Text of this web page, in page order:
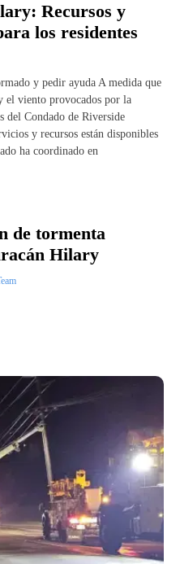
Recursos y
los residentes
y pedir ayuda A medida que
el viento provocados por la
Condado de Riverside
y recursos están disponibles
ha coordinado en
de tormenta
Hilary